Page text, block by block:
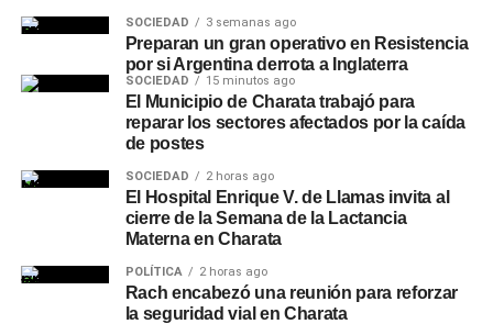
SOCIEDAD 3 semanas ago
Preparan un gran operativo en Resistencia
por si Argentina derrota a Inglaterra
SOCIEDAD 15 minutos ago
El Municipio de Charata trabajó para
reparar los sectores afectados por la caída
de postes
SOCIEDAD 2 horas ago
El Hospital Enrique V. de Llamas invita al
cierre de la Semana de la Lactancia
Materna en Charata
POLÍTICA 2 horas ago
Rach encabezó una reunión para reforzar
la seguridad vial en Charata